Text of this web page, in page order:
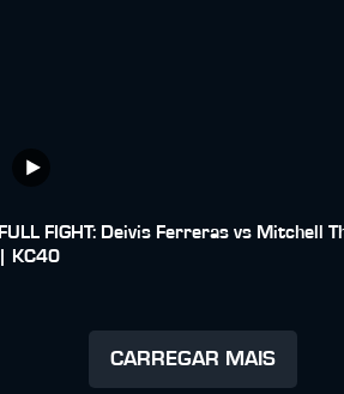
FULL FIGHT: Deivis Ferreras vs Mitchell
| KC40
CARREGAR MAIS